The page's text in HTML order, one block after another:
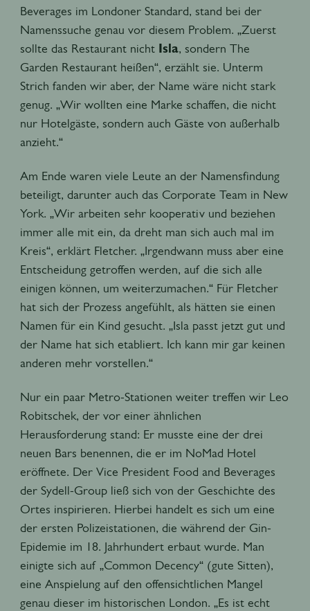
Beverages im Londoner Standard, stand bei der
Namenssuche genau vor diesem Problem. „Zuerst
sollte das Restaurant nicht Isla, sondern The
Garden Restaurant heißen“, erzählt sie. Unterm
Strich fanden wir aber, der Name wäre nicht stark
genug. „Wir wollten eine Marke schaffen, die nicht
nur Hotelgäste, sondern auch Gäste von außerhalb
anzieht.“
Am Ende waren viele Leute an der Namensfindung
beteiligt, darunter auch das Corporate Team in New
York. „Wir arbeiten sehr kooperativ und beziehen
immer alle mit ein, da dreht man sich auch mal im
Kreis“, erklärt Fletcher. „Irgendwann muss aber eine
Entscheidung getroffen werden, auf die sich alle
einigen können, um weiterzumachen.“ Für Fletcher
hat sich der Prozess angefühlt, als hätten sie einen
Namen für ein Kind gesucht. „Isla passt jetzt gut und
der Name hat sich etabliert. Ich kann mir gar keinen
anderen mehr vorstellen.“
Nur ein paar Metro-Stationen weiter treffen wir Leo
Robitschek, der vor einer ähnlichen
Herausforderung stand: Er musste eine der drei
neuen Bars benennen, die er im NoMad Hotel
eröffnete. Der Vice President Food and Beverages
der Sydell-Group ließ sich von der Geschichte des
Ortes inspirieren. Hierbei handelt es sich um eine
der ersten Polizeistationen, die während der Gin-
Epidemie im 18. Jahrhundert erbaut wurde. Man
einigte sich auf „Common Decency“ (gute Sitten),
eine Anspielung auf den offensichtlichen Mangel
genau dieser im historischen London. „Es ist echt